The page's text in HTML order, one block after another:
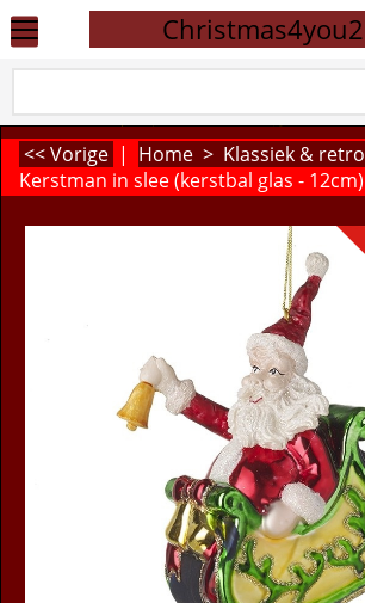
Christmas4you2
<< Vorige | Home > Klassiek & retro
Kerstman in slee (kerstbal glas - 12cm)